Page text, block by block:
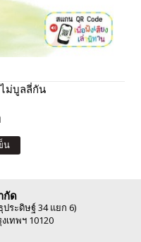
ม่บูลลี่กัน
น
กัด
ระดิษฐ์ 34 แยก 6)
เทพฯ 10120